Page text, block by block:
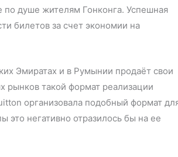
душе жителям Гонконга. Успешная
билетов за счет экономии на
Эмиратах и в Румынии продаёт свои
рынков такой формат реализации
организовала подобный формат
это негативно отразилось бы на ее